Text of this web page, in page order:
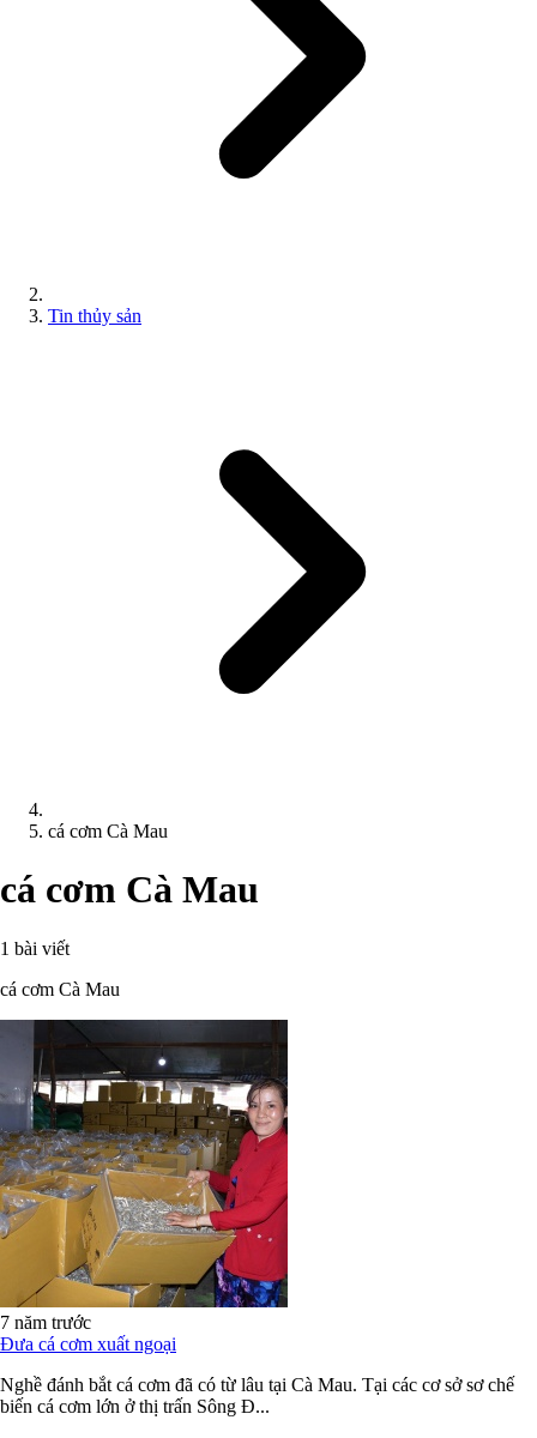
Tin thủy sản
cá cơm Cà Mau
cá cơm Cà Mau
1 bài viết
cá cơm Cà Mau
7 năm trước
Đưa cá cơm xuất ngoại
Nghề đánh bắt cá cơm đã có từ lâu tại Cà Mau. Tại các cơ sở sơ chế
biến cá cơm lớn ở thị trấn Sông Đ...